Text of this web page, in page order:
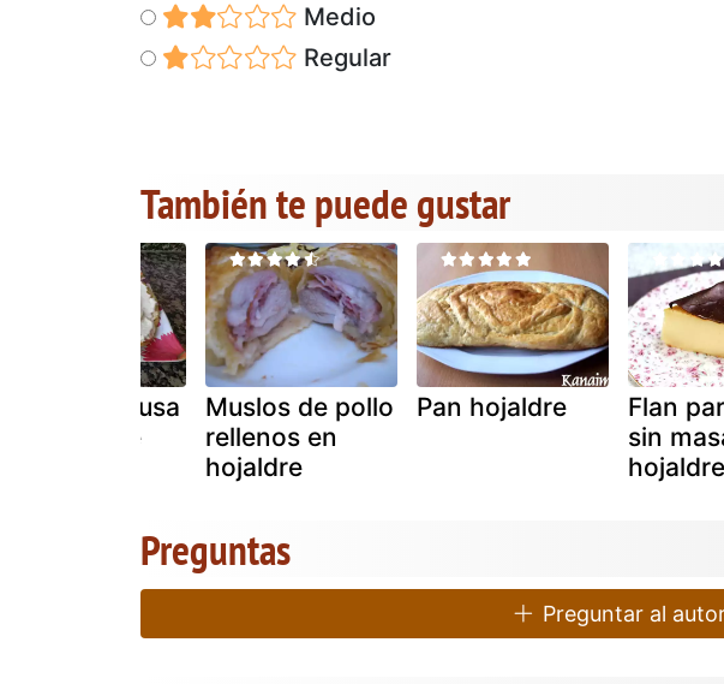
Medio
Regular
También te puede gustar
rusa
base de
Muslos de pollo
rellenos en
hojaldre
Pan hojaldre
Flan
sin
hojaldre
Preguntas
Preguntar al